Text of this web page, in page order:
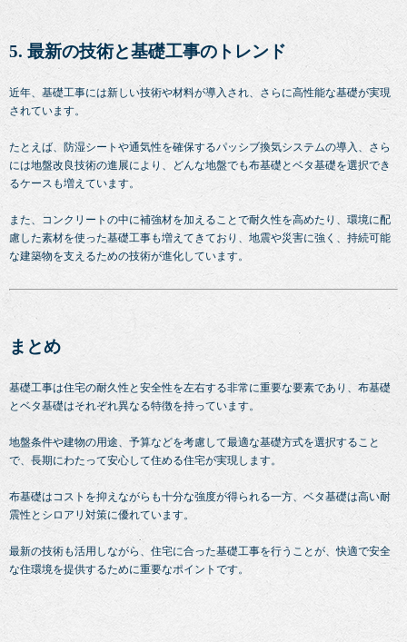
5. 最新の技術と基礎工事のトレンド
近年、基礎工事には新しい技術や材料が導入され、さらに高性能な基礎が実現
されています。
たとえば、防湿シートや通気性を確保するパッシブ換気システムの導入、さら
には地盤改良技術の進展により、どんな地盤でも布基礎とベタ基礎を選択でき
るケースも増えています。
また、コンクリートの中に補強材を加えることで耐久性を高めたり、環境に配
慮した素材を使った基礎工事も増えてきており、地震や災害に強く、持続可能
な建築物を支えるための技術が進化しています。
まとめ
基礎工事は住宅の耐久性と安全性を左右する非常に重要な要素であり、布基礎
とベタ基礎はそれぞれ異なる特徴を持っています。
地盤条件や建物の用途、予算などを考慮して最適な基礎方式を選択すること
で、長期にわたって安心して住める住宅が実現します。
布基礎はコストを抑えながらも十分な強度が得られる一方、ベタ基礎は高い耐
震性とシロアリ対策に優れています。
最新の技術も活用しながら、住宅に合った基礎工事を行うことが、快適で安全
な住環境を提供するために重要なポイントです。